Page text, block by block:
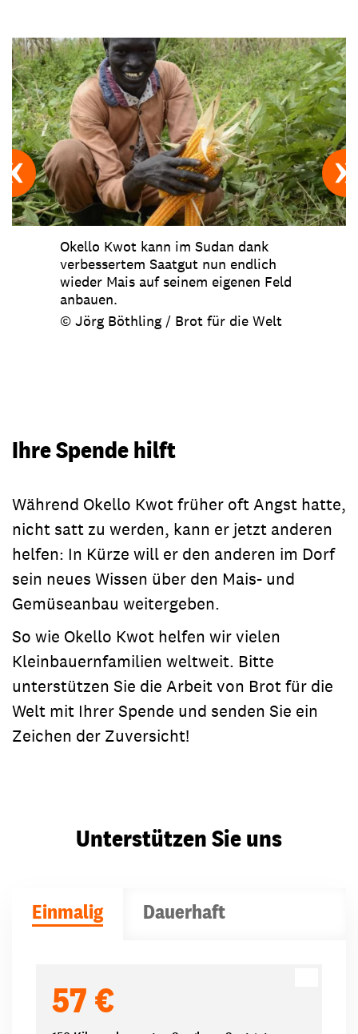
Okello Kwot kann im Sudan dank
verbessertem Saatgut nun endlich
wieder Mais auf seinem eigenen Feld
anbauen.
© Jörg Böthling / Brot für die Welt
Ihre Spende hilft
Während Okello Kwot früher oft Angst hatte,
nicht satt zu werden, kann er jetzt anderen
helfen: In Kürze will er den anderen im Dorf
sein neues Wissen über den Mais- und
Gemüseanbau weitergeben.
So wie Okello Kwot helfen wir vielen
Kleinbauernfamilien weltweit. Bitte
unterstützen Sie die Arbeit von Brot für die
Welt mit Ihrer Spende und senden Sie ein
Zeichen der Zuversicht!
Unterstützen Sie uns
Einmalig Dauerhaft
57 €